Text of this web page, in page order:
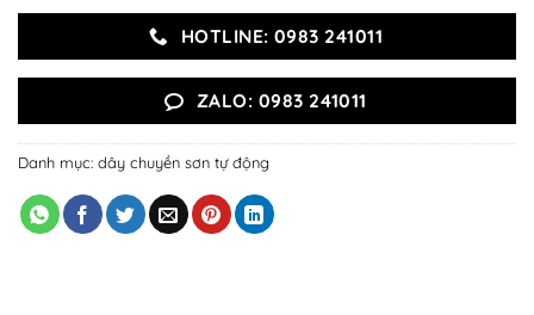
HOTLINE: 0983 241011
ZALO: 0983 241011
Danh mục: dây chuyền sơn tự động